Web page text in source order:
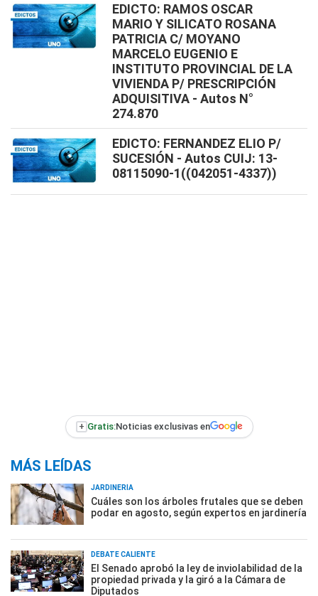
EDICTO: RAMOS OSCAR
MARIO Y SILICATO ROSANA
PATRICIA C/ MOYANO
MARCELO EUGENIO E
INSTITUTO PROVINCIAL DE LA
VIVIENDA P/ PRESCRIPCIÓN
ADQUISITIVA - Autos N°
274.870
EDICTO: FERNANDEZ ELIO P/
SUCESIÓN - Autos CUIJ: 13-
08115090-1((042051-4337))
+ Gratis:Noticias exclusivas en
MÁS LEÍDAS
JARDINERÍA
Cuáles son los árboles frutales que se deben
podar en agosto, según expertos en jardinería
DEBATE CALIENTE
El Senado aprobó la ley de inviolabilidad de la
propiedad privada y la giró a la Cámara de
Diputados